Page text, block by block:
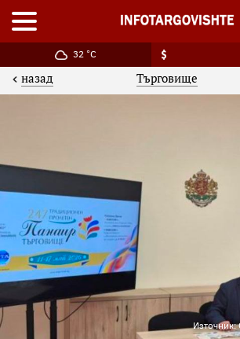
32 °C
назад Търговище